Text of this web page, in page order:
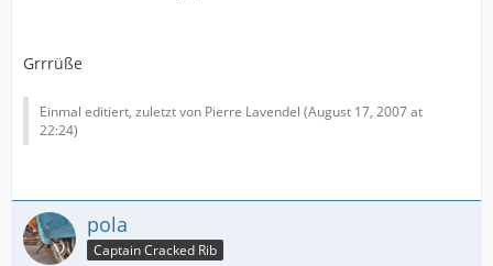
Grrrüße
Einmal editiert, zuletzt von Pierre Lavendel (August 17, 2007 at
22:24)
pola
Captain Cracked Rib